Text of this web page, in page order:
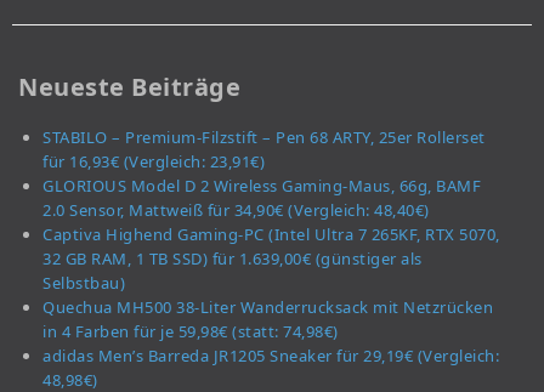
Neueste Beiträge
STABILO – Premium-Filzstift – Pen 68 ARTY, 25er Rollerset
für 16,93€ (Vergleich: 23,91€)
GLORIOUS Model D 2 Wireless Gaming-Maus, 66g, BAMF
2.0 Sensor, Mattweiß für 34,90€ (Vergleich: 48,40€)
Captiva Highend Gaming-PC (Intel Ultra 7 265KF, RTX 5070,
32 GB RAM, 1 TB SSD) für 1.639,00€ (günstiger als
Selbstbau)
Quechua MH500 38-Liter Wanderrucksack mit Netzrücken
in 4 Farben für je 59,98€ (statt: 74,98€)
adidas Men’s Barreda JR1205 Sneaker für 29,19€ (Vergleich:
48,98€)